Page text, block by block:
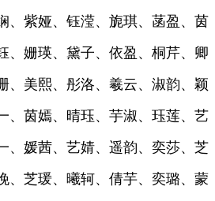
、紫娅、钰滢、旎琪、菡盈、茵
、姗瑛、黛子、依盈、桐芹、卿
、美熙、彤洛、羲云、淑韵、颖
、茵嫣、晴珏、芋淑、珏莲、艺
、媛茜、艺婧、遥韵、奕莎、芝
、芝瑗、曦轲、倩芋、奕璐、蒙